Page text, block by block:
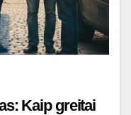
Kaip greitai